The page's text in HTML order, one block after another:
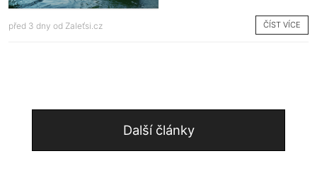
před 3 dny od Zaleťsi.cz ČÍST VÍCE
Další články